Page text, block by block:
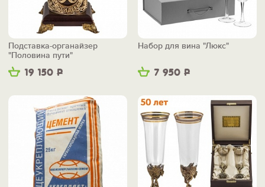
19 150 Р
Подставка-органайзер
"Половина пути"
7 950 Р
Набор для вина "Люкс"